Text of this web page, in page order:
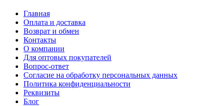
Главная
Оплата и доставка
Возврат и обмен
Контакты
О компании
Для оптовых покупателей
Вопрос-ответ
Согласие на обработку персональных данных
Политика конфиденциальности
Реквизиты
Блог